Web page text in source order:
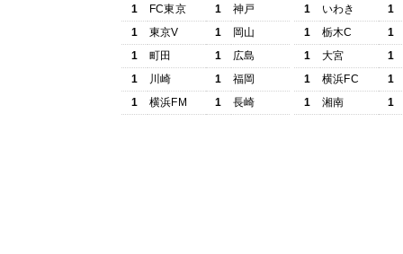
1
FC東京 1
神戸
1
東京V 1
岡山
1
町田 1
広島
1
川崎 1
福岡
1
横浜FM 1 長崎
1
いわき
1
1
栃木C
1
1
大宮
1
1
横浜FC
1
1
湘南 1